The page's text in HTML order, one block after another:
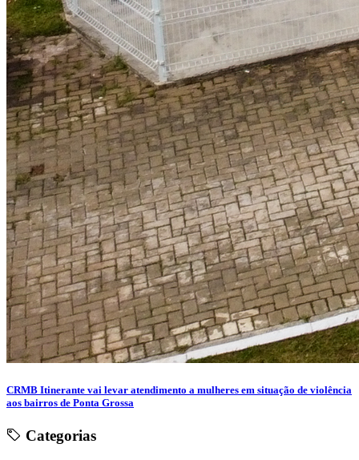
CRMB Itinerante vai levar atendimento a mulheres em situação de violência
aos bairros de Ponta Grossa
Categorias